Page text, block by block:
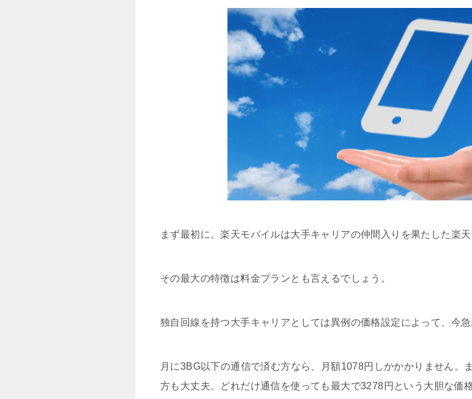
まず最初に。楽天モバイルは大手キャリアの仲間入りを果たした楽
その最大の特徴は料金プランとも言えるでしょう。
独自回線を持つ大手キャリアとしては異例の価格設定によって、今急
月に3BG以下の通信で済む方なら、月額1078円しかかかりません。
方も大丈夫。どれだけ通信を使っても最大で3278円という大胆な価